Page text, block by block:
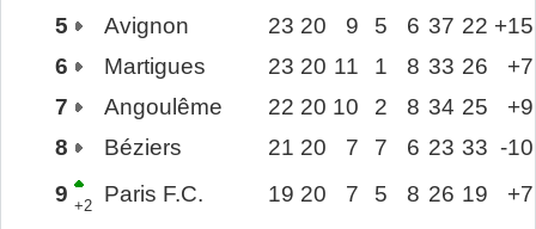
5
Avignon 23 20 9 5 6 37 22 +15
6
Martigues 23 20 11 1 8 33 26
+7
7
Angoulême 22 20 10 2 8 34 25
+9
8
Béziers 21 20 7 7 6 23 33 -10
9 +2 Paris F.C. 19 20 7 5 8 26 19 +7